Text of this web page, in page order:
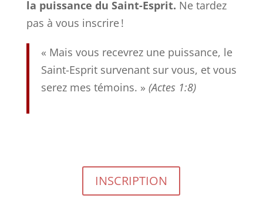
la puissance du Saint-Esprit. Ne tardez
pas à vous inscrire !
« Mais vous recevrez une puissance, le
Saint-Esprit survenant sur vous, et vous
serez mes témoins. » (Actes 1:8)
INSCRIPTION